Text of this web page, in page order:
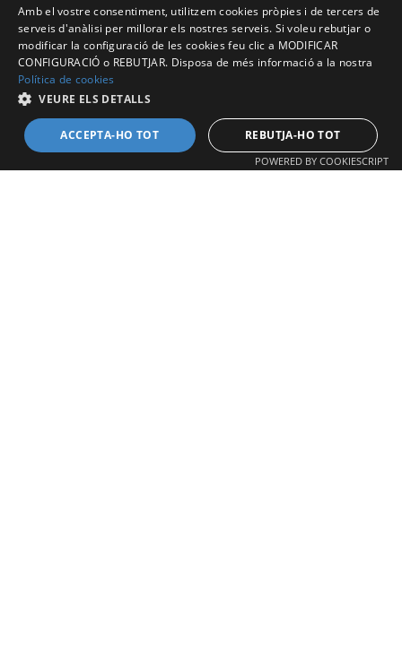
SPANISH
CATALAN
Amb el vostre consentiment, utilitzem cookies pròpies i de tercers de
serveis d'anàlisi per millorar els nostres serveis. Si voleu rebutjar o
modificar la configuració de les cookies feu clic a MODIFICAR
CONFIGURACIÓ o REBUTJAR. Disposa de més informació a la nostra
Política de cookies
VEURE ELS DETALLS
ACCEPTA-HO TOT REBUTJA-HO TOT
POWERED BY COOKIESCRIPT